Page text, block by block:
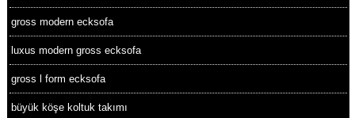
gross modern ecksofa
luxus modern gross ecksofa
gross l form ecksofa
büyük köşe koltuk takımı